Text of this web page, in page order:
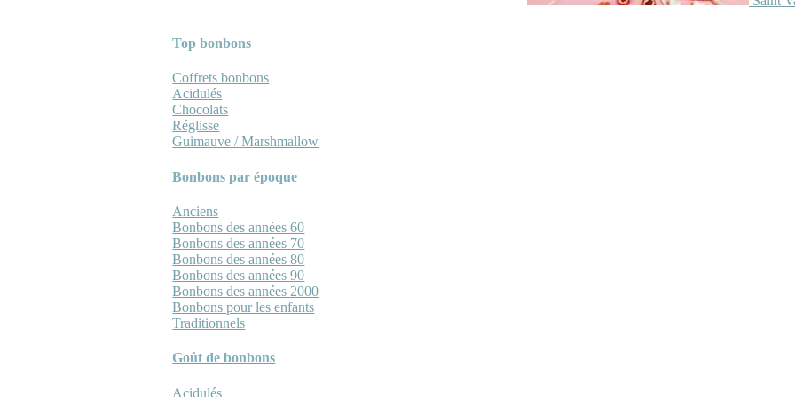
Top bonbons
Coffrets bonbons
Acidulés
Chocolats
Réglisse
Guimauve / Marshmallow
Bonbons par époque
Anciens
Bonbons des années 60
Bonbons des années 70
Bonbons des années 80
Bonbons des années 90
Bonbons des années 2000
Bonbons pour les enfants
Traditionnels
Goût de bonbons
Acidulés